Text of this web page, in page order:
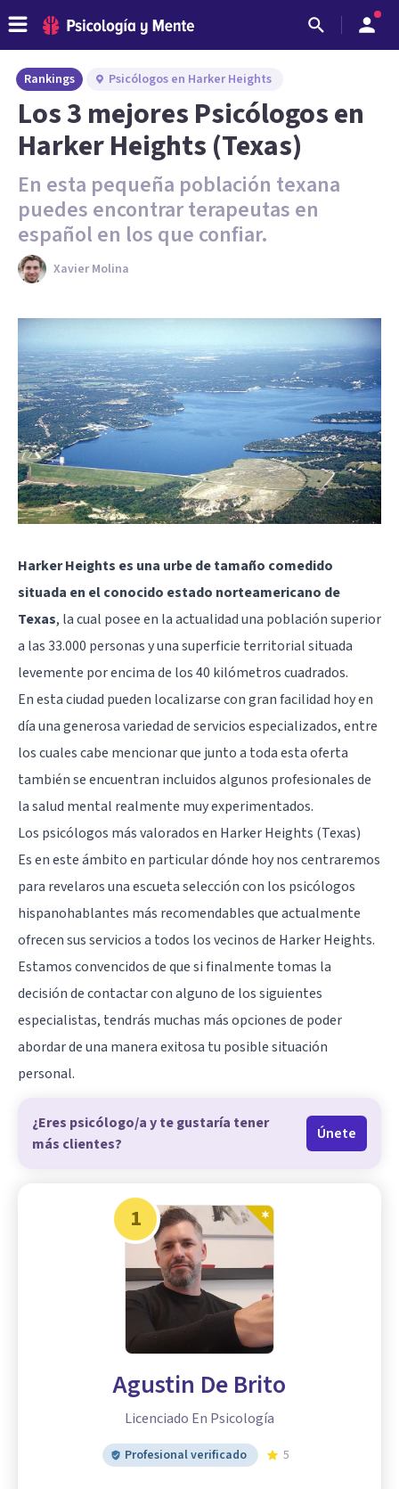
Rankings Psicólogos en Harker Heights
Los 3 mejores Psicólogos en
Harker Heights (Texas)
En esta pequeña población texana
puedes encontrar terapeutas en
español en los que confiar.
Xavier Molina
Harker Heights es una urbe de tamaño comedido
situada en el conocido estado norteamericano de
Texas, la cual posee en la actualidad una población superior
a las 33.000 personas y una superficie territorial situada
levemente por encima de los 40 kilómetros cuadrados.
En esta ciudad pueden localizarse con gran facilidad hoy en
día una generosa variedad de servicios especializados, entre
los cuales cabe mencionar que junto a toda esta oferta
también se encuentran incluidos algunos profesionales de
la salud mental realmente muy experimentados.
Los psicólogos más valorados en Harker Heights (Texas)
Es en este ámbito en particular dónde hoy nos centraremos
para revelaros una escueta selección con los psicólogos
hispanohablantes más recomendables que actualmente
ofrecen sus servicios a todos los vecinos de Harker Heights.
Estamos convencidos de que si finalmente tomas la
decisión de contactar con alguno de los siguientes
especialistas, tendrás muchas más opciones de poder
abordar de una manera exitosa tu posible situación
personal.
¿Eres psicólogo/a y te gustaría tener
más clientes?
Únete
1
Agustin De Brito
Licenciado En Psicología
Profesional verificado 5